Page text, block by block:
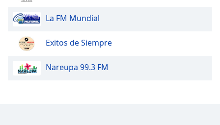
Background
Opacity
La FM Mundial
Exitos de Siempre
Nareupa 99.3 FM